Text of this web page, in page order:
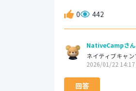
0 442
NativeCampさん
ネイティブキャ
2026/01/22 14:17
回答